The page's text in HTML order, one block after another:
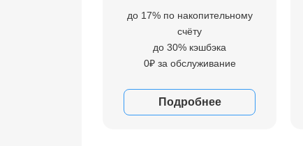
до 17% по накопительному
счёту
до 30% кэшбэка
0₽ за обслуживание
Подробнее